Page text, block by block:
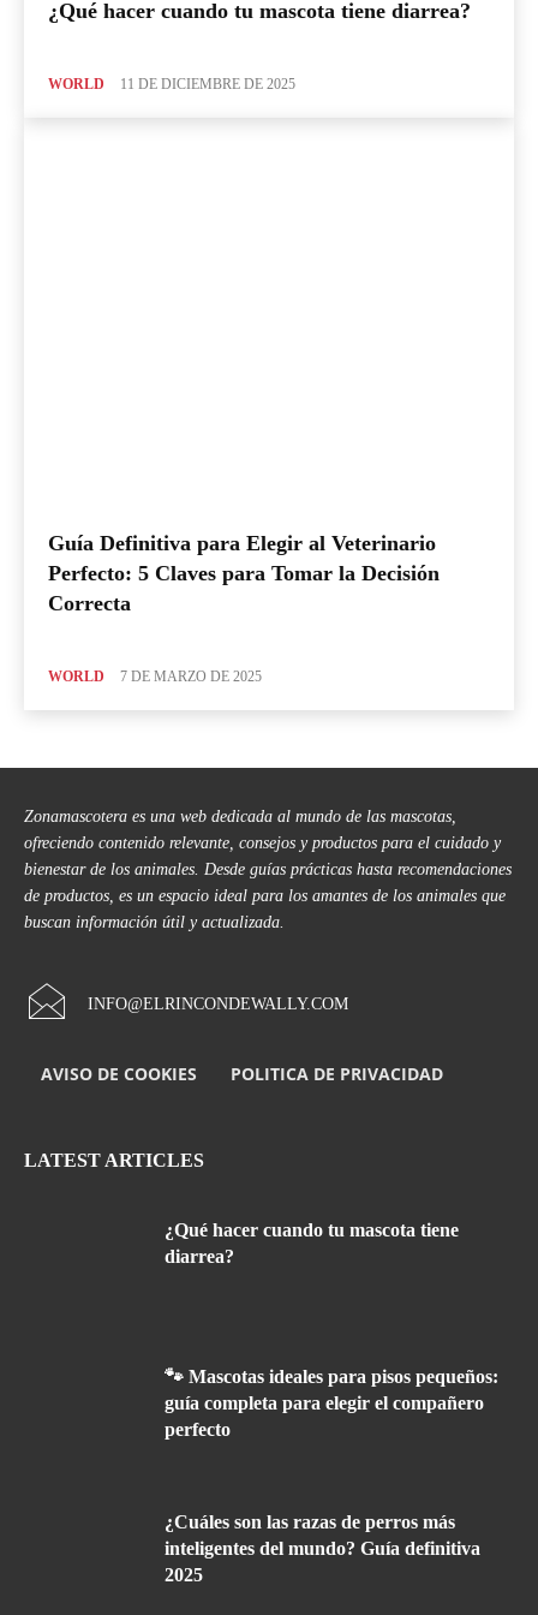
¿Qué hacer cuando tu mascota tiene diarrea?
WORLD 11 DE DICIEMBRE DE 2025
Guía Definitiva para Elegir al Veterinario
Perfecto: 5 Claves para Tomar la Decisión
Correcta
WORLD 7 DE MARZO DE 2025
Zonamascotera es una web dedicada al mundo de las mascotas,
ofreciendo contenido relevante, consejos y productos para el cuidado y
bienestar de los animales. Desde guías prácticas hasta recomendaciones
de productos, es un espacio ideal para los amantes de los animales que
buscan información útil y actualizada.
INFO@ELRINCONDEWALLY.COM
AVISO DE COOKIES POLITICA DE PRIVACIDAD
LATEST ARTICLES
¿Qué hacer cuando tu mascota tiene
diarrea?
🐾 Mascotas ideales para pisos pequeños:
guía completa para elegir el compañero
perfecto
¿Cuáles son las razas de perros más
inteligentes del mundo? Guía definitiva
2025